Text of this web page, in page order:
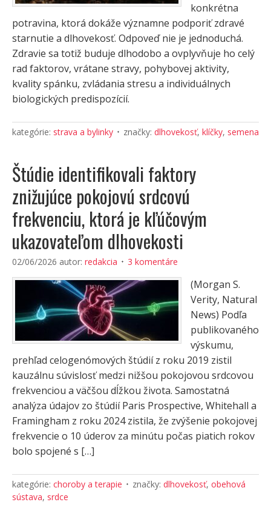
konkrétna
potravina, ktorá dokáže významne podporiť zdravé
starnutie a dlhovekosť. Odpoveď nie je jednoduchá.
Zdravie sa totiž buduje dlhodobo a ovplyvňuje ho celý
rad faktorov, vrátane stravy, pohybovej aktivity,
kvality spánku, zvládania stresu a individuálnych
biologických predispozícií.
kategórie: strava a bylinky značky: dlhovekosť, klíčky, semena
Štúdie identifikovali faktory
znižujúce pokojovú srdcovú
frekvenciu, ktorá je kľúčovým
ukazovateľom dlhovekosti
02/06/2026 autor: redakcia 3 komentáre
(Morgan S.
Verity, Natural
News) Podľa
publikovaného
výskumu,
prehľad celogenómových štúdií z roku 2019 zistil
kauzálnu súvislosť medzi nižšou pokojovou srdcovou
frekvenciou a väčšou dĺžkou života. Samostatná
analýza údajov zo štúdií Paris Prospective, Whitehall a
Framingham z roku 2024 zistila, že zvýšenie pokojovej
frekvencie o 10 úderov za minútu počas piatich rokov
bolo spojené s […]
kategórie: choroby a terapie značky: dlhovekosť, obehová
sústava, srdce